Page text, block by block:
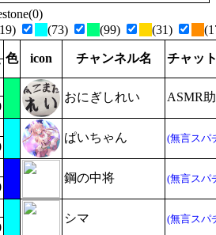
(73) (99) (31)
色 icon チャンネル名 チャッ
おにぎしれい ASMR
ぱいちゃん (無言スパ
鋼の中将 (無言スパ
シマ (無言スパ